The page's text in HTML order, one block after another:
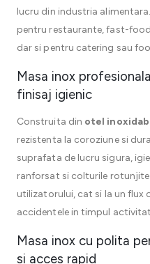
lucru din industria
pentru restaurante, fast-
dar si pentru catering sau
Masa inox
finisaj igienic
Construita din otel
rezistenta la coroziune si
suprafata de lucru sigura,
ranforsat si colturile
utilizatorului, cat si la un flux
accidentele in timpul
Masa inox cu polita
si acces rapid